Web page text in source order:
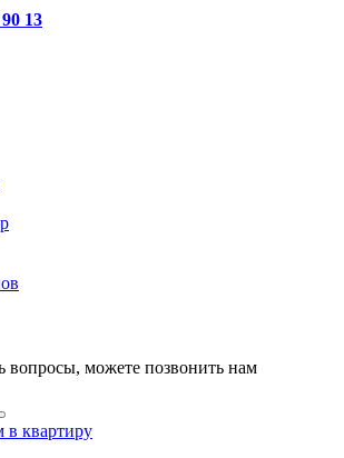
13
вопросы, можете позвонить нам
в квартиру